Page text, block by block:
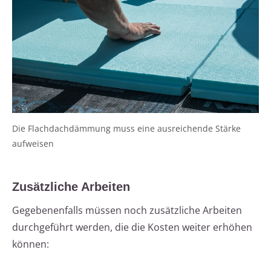
Die Flachdachdämmung muss eine ausreichende Stärke
aufweisen
Zusätzliche Arbeiten
Gegebenenfalls müssen noch zusätzliche Arbeiten
durchgeführt werden, die die Kosten weiter erhöhen
können: